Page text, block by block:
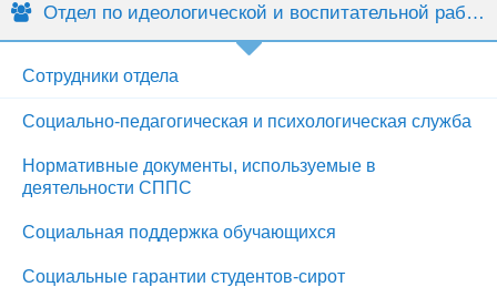
Отдел по идеологической и воспитательной работе
Сотрудники отдела
Социально-педагогическая и психологическая служба
Нормативные документы, используемые в
деятельности СППС
Социальная поддержка обучающихся
Социальные гарантии студентов-сирот